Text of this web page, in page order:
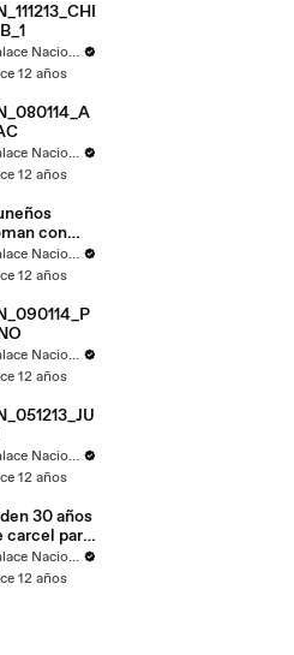
Enlace Nacional
12 años
Enlace Nacional
12 años
con
fallo de
Haya
Enlace Nacional
12 años
Enlace Nacional
12 años
Enlace Nacional
12 años
30 años
carcel para
Enlace Nacional
12 años